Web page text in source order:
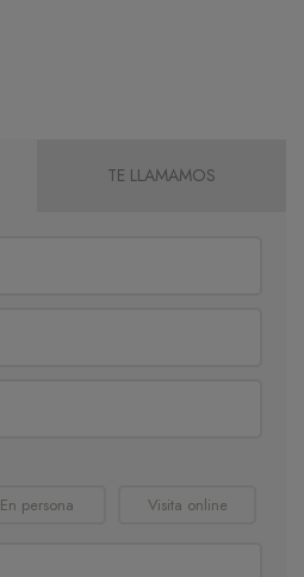
TE LLAMAMOS
En persona Visita online